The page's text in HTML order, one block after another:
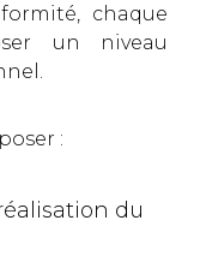
chaque
un niveau
:
du